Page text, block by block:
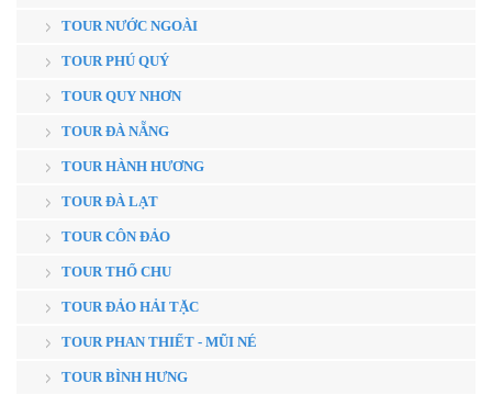
TOUR NƯỚC NGOÀI
TOUR PHÚ QUÝ
TOUR QUY NHƠN
TOUR ĐÀ NẴNG
TOUR HÀNH HƯƠNG
TOUR ĐÀ LẠT
TOUR CÔN ĐẢO
TOUR THỔ CHU
TOUR ĐẢO HẢI TẶC
TOUR PHAN THIẾT - MŨI NÉ
TOUR BÌNH HƯNG